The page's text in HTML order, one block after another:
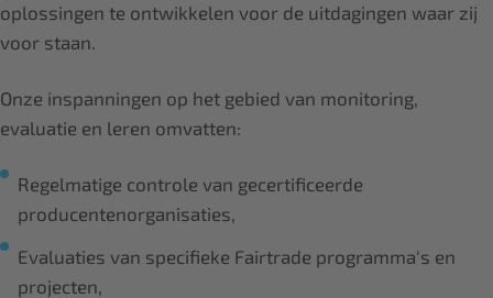
oplossingen te ontwikkelen voor de uitdagingen waar zij
voor staan.
Onze inspanningen op het gebied van monitoring,
evaluatie en leren omvatten:
Regelmatige controle van gecertificeerde
producentenorganisaties,
Evaluaties van specifieke Fairtrade programma's en
projecten,